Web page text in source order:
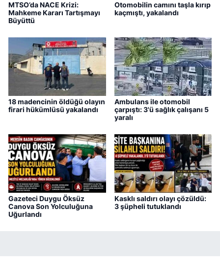
MTSO’da NACE Krizi:
Mahkeme Kararı Tartışmayı
Büyüttü
Otomobilin camını taşla kırıp
kaçmıştı, yakalandı
18 madencinin öldüğü olayın
firari hükümlüsü yakalandı
Ambulans ile otomobil
çarpıştı: 3'ü sağlık çalışanı 5
yaralı
Gazeteci Duygu Öksüz
Canova Son Yolculuğuna
Uğurlandı
Kasklı saldırı olayı çözüldü:
3 şüpheli tutuklandı